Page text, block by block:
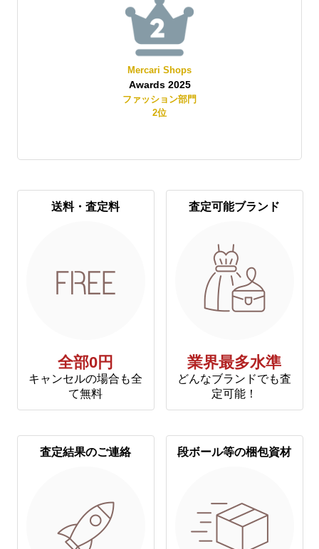
Mercari Shops
Awards 2025
ファッション部門
2位
送料・査定料
全部0円
キャンセルの場合も全
て無料
査定可能ブランド
業界最多水準
どんなブランドでも査
定可能！
査定結果のご連絡 段ボール等の梱包資材